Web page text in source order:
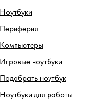
Ноутбуки
Периферия
Компьютеры
Игровые ноутбуки
Подобрать ноутбук
Ноутбуки для работы